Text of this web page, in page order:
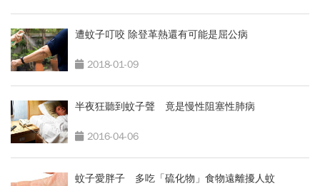
遭蚊子叮咬 除登革熱還有可能是屈公病
2018-01-09
半夜狂聽到蚊子聲 竟是慢性阻塞性肺病
2016-04-06
蚊子愛胖子 多吃「硫化物」食物遠離擾人蚊